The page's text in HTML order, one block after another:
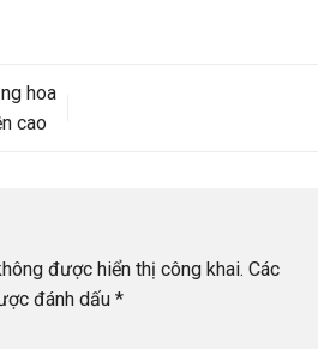
hoa
cao
được hiển thị công khai. Các
đánh dấu *